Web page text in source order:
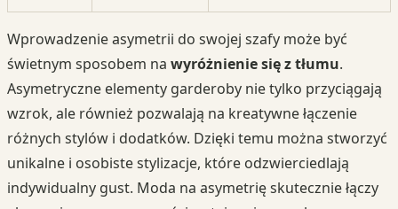
Wprowadzenie asymetrii do swojej szafy może być
świetnym sposobem na wyróżnienie się z tłumu.
Asymetryczne elementy garderoby nie tylko przyciągają
wzrok, ale również pozwalają na kreatywne łączenie
różnych stylów i dodatków. Dzięki temu można stworzyć
unikalne i osobiste stylizacje, które odzwierciedlają
indywidualny gust. Moda na asymetrię skutecznie łączy